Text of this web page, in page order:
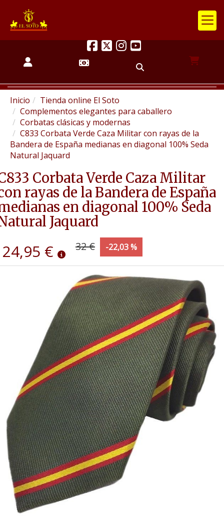
Inicio
Tienda online El Soto
Complementos elegantes para caballero
Corbatas clásicas y modernas
C833 Corbata Verde Caza Militar con rayas de la
Bandera de España medianas en diagonal 100% Seda
Natural Jaquard
Corbata Verde Caza Militar
rayas de la Bandera de España
en diagonal 100% Seda
Jaquard
24,95 € 32 € -22,03 %